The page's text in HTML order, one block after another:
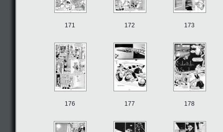
171 172 173
176 177 178